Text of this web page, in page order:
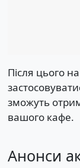
Після цього
зможуть
вашого кафе.
Анонси